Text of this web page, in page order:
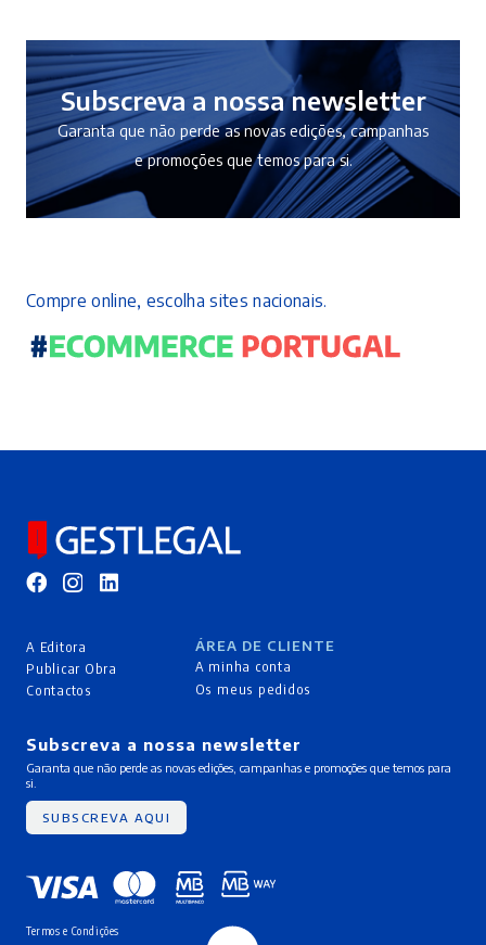
10,50 €.9,45 €.
Subscreva a nossa newsletter
Garanta que não perde as novas edições, campanhas
e promoções que temos para si.
Compre online, escolha sites nacionais.
A Editora
Publicar Obra
Contactos
ÁREA DE CLIENTE
A minha conta
Os meus pedidos
Subscreva a nossa newsletter
Garanta que não perde as novas edições, campanhas e promoções que temos para
si.
SUBSCREVA AQUI
Termos e Condições